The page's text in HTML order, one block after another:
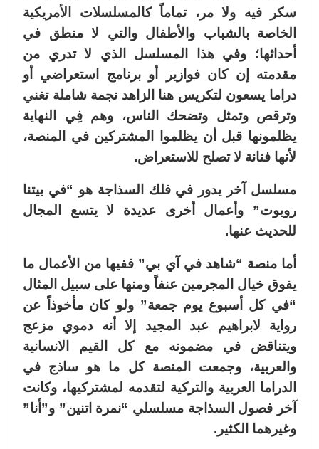
سكر فيه ولا مر، تماماً كالمسلسلات الأمريكية
الخاصة بالشباب والأطفال والتي لا منطق في
أحداثها؛ وفي هذا المسلسل الذي لا تدري من
مقدمته إن كان فوازير أو برنامج استعراضي أو
دراما يسعون لتكريس هنا الزاهد نجمة شاملة تغني
وترقص وتمثل وتضحك الناس، وهم فِي النهاية
يظلمونها قبل أن يظلموا المشتركين في المنصة،
لأنها فنانة لا تصلح للاستعراض.
مسلسل آخر يدور في فلك السذاجة هو “في بيتنا
روبوت” وأعمال أخرى عديدة لا يتسع المجال
للحديث عنها.
أما منصة “شاهد في آي بي” ففيها من الأعمال ما
يفوق خيال المجرمين عنفاً ومنها على سبيل المثال
“في كل أسبوع يوم جمعة” ولو كان مأخوذاً عن
رواية لابراهيم عبد المجيد إلا أنه دموي مزعج
ويتناقض في مضمونه مع كل القيم الانسانية
والعربية، وجمعت المنصة كل ما هو ساذج في
الدراما العربية والتركية لتقدمه لمشتركيها، وكانت
آخر فصول السذاجة مسلسلي “نمرة اتنين” و”أنا”
وغيرهما الكثير.